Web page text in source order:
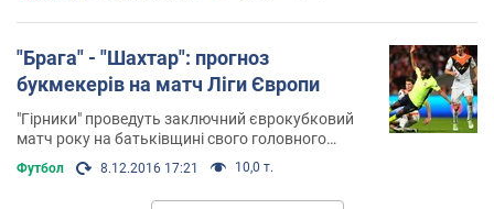
"Брага" - "Шахтар": прогноз
букмекерів на матч Ліги Європи
"Гірники" проведуть заключний єврокубковий
матч року на батьківщині свого головного
Футбол 8.12.2016 17:21 10,0 т.